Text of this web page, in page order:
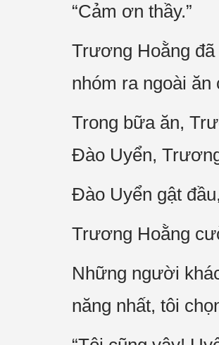
“Cảm ơn thầy.”
Trương Hoằng
nhóm ra ngoài
Trong bữa ăn,
Đào Uyển,
Đào Uyển gật
Trương Hoằng
Những người
năng nhất, tôi